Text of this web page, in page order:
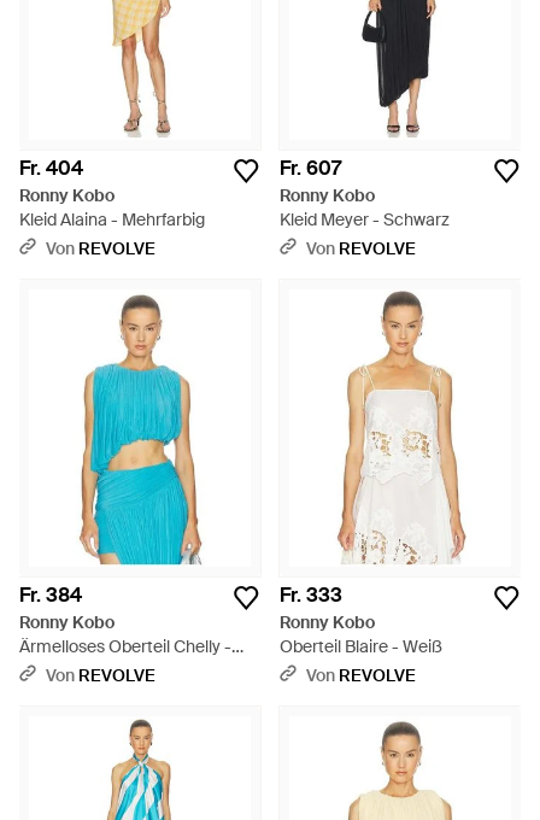
Fr. 404
Ronny Kobo
Kleid Alaina - Mehrfarbig
Von REVOLVE
Fr. 607
Ronny Kobo
Kleid Meyer - Schwarz
Von REVOLVE
Fr. 384
Ronny Kobo
Ärmelloses Oberteil Chelly -
BlauVon REVOLVE
Fr. 333
Ronny Kobo
Oberteil Blaire - Weiß
Von REVOLVE